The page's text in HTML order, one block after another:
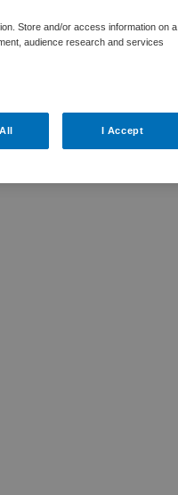
Store and/or access information on a
audience research and services
I Accept